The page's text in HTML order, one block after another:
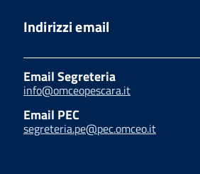
Indirizzi email
Email Segreteria
info@omceopescara.it
Email PEC
segreteria.pe@pec.omceo.it